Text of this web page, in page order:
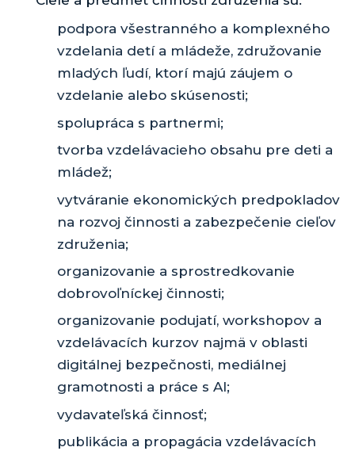
podpora všestranného a komplexného
vzdelania detí a mládeže, združovanie
mladých ľudí, ktorí majú záujem o
vzdelanie alebo skúsenosti;
spolupráca s partnermi;
tvorba vzdelávacieho obsahu pre deti a
mládež;
vytváranie ekonomických predpokladov
na rozvoj činnosti a zabezpečenie cieľov
združenia;
organizovanie a sprostredkovanie
dobrovoľníckej činnosti;
organizovanie podujatí, workshopov a
vzdelávacích kurzov najmä v oblasti
digitálnej bezpečnosti, mediálnej
gramotnosti a práce s AI;
vydavateľská činnosť;
publikácia a propagácia vzdelávacích